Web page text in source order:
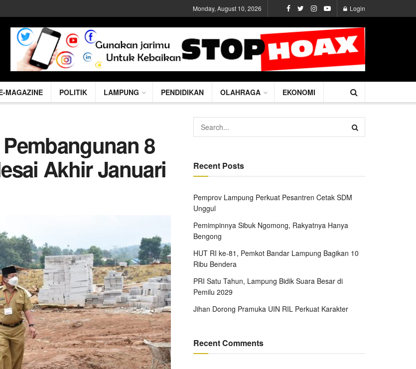
Monday, August 10, 2026 Login
MAGAZINE POLITIK LAMPUNG PENDIDIKAN OLAHRAGA EKONOMI
8
Akhir Januari
Recent Posts
Pemprov Lampung Perkuat Pesantren Cetak SDM
Unggul
Pemimpinnya Sibuk Ngomong, Rakyatnya Hanya
Bengong
HUT RI ke-81, Pemkot Bandar Lampung Bagikan 10
Ribu Bendera
PRI Satu Tahun, Lampung Bidik Suara Besar di
Pemilu 2029
Jihan Dorong Pramuka UIN RIL Perkuat Karakter
Recent Comments